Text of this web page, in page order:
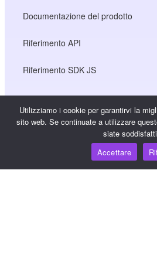
Documentazione del prodotto
Riferimento API
Riferimento SDK JS
Risorse
Hub della conoscenza
Prezzi
Utilizziamo i cookie per garantirvi la
sito web. Se continuate a utilizzare
siate
Accettare